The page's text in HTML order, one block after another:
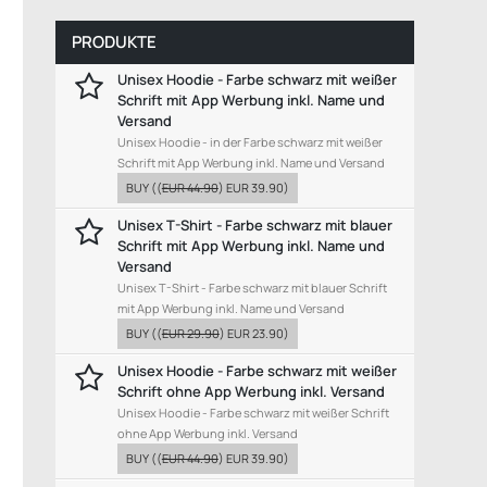
PRODUKTE
Unisex Hoodie - Farbe schwarz mit weißer
Schrift mit App Werbung inkl. Name und
Versand
Unisex Hoodie - in der Farbe schwarz mit weißer
Schrift mit App Werbung inkl. Name und Versand
BUY ((EUR 44.90) EUR 39.90)
Unisex T-Shirt - Farbe schwarz mit blauer
Schrift mit App Werbung inkl. Name und
Versand
Unisex T-Shirt - Farbe schwarz mit blauer Schrift
mit App Werbung inkl. Name und Versand
BUY ((EUR 29.90) EUR 23.90)
Unisex Hoodie - Farbe schwarz mit weißer
Schrift ohne App Werbung inkl. Versand
Unisex Hoodie - Farbe schwarz mit weißer Schrift
ohne App Werbung inkl. Versand
BUY ((EUR 44.90) EUR 39.90)